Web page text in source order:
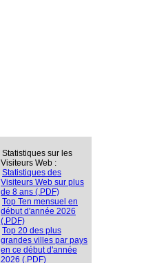
Statistiques sur les
Visiteurs Web :
Statistiques des
Visiteurs Web sur plus
de 8 ans (.PDF)
Top Ten mensuel en
début d'année 2026
(.PDF)
Top 20 des plus
grandes villes par pays
en ce début d'année
2026 (.PDF)